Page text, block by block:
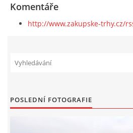
MAPA
Komentáře
http://www.zakupske-trhy.cz/
POSLEDNÍ FOTOGRAFIE